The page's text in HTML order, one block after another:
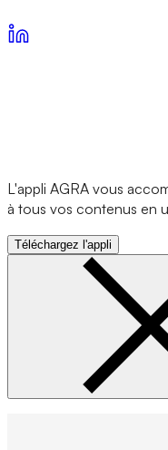
L'appli AGRA vous
à tous vos contenus en
Téléchargez l'appli